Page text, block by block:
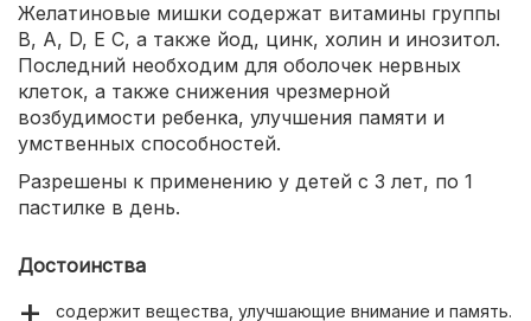
Желатиновые мишки содержат витамины группы
В, A, D, E С, а также йод, цинк, холин и инозитол.
Последний необходим для оболочек нервных
клеток, а также снижения чрезмерной
возбудимости ребенка, улучшения памяти и
умственных способностей.
Разрешены к применению у детей с 3 лет, по 1
пастилке в день.
Достоинства
содержит вещества, улучшающие внимание и память.